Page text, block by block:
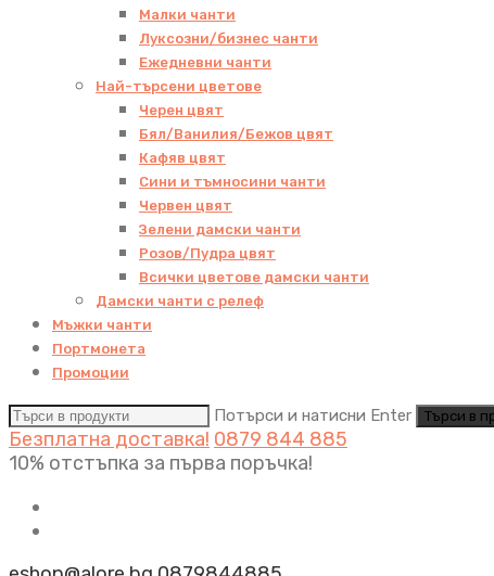
Малки чанти
Луксозни/бизнес чанти
Ежедневни чанти
Най-търсени цветове
Черен цвят
Бял/Ванилия/Бежов цвят
Кафяв цвят
Сини и тъмносини чанти
Червен цвят
Зелени дамски чанти
Розов/Пудра цвят
Всички цветове дамски чанти
Дамски чанти с релеф
Мъжки чанти
Портмонета
Промоции
Потърси и натисни Enter
Безплатна доставка! 0879 844 885
10% отстъпка за първа поръчка!